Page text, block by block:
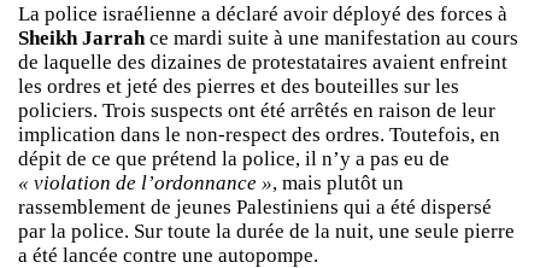
La police israélienne a déclaré avoir déployé des forces à
Sheikh Jarrahce mardi suite à une manifestation au cours
de laquelle des dizaines de protestataires avaient enfreint
les ordres et jeté des pierres et des bouteilles sur les
policiers. Trois suspects ont été arrêtés en raison de leur
implication dans le non-respect des ordres. Toutefois, en
dépit de ce que prétend la police, il n’y a pas eu de
« violation de l’ordonnance », mais plutôt un
rassemblement de jeunes Palestiniens qui a été dispersé
par la police. Sur toute la durée de la nuit, une seule pierre
a été lancée contre une autopompe.